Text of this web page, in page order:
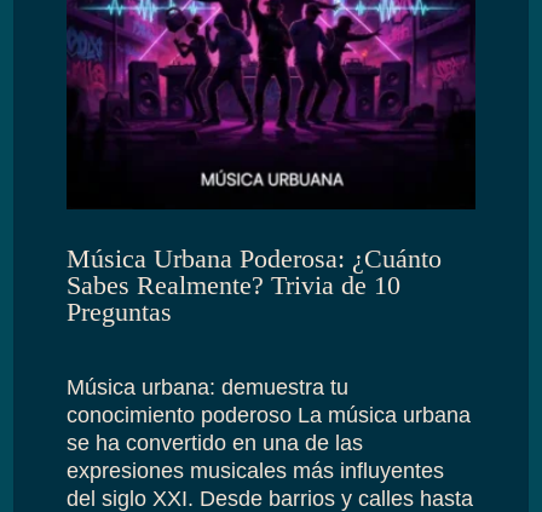
Música Urbana Poderosa: ¿Cuánto
Sabes Realmente? Trivia de 10
Preguntas
Música urbana: demuestra tu
conocimiento poderoso La música urbana
se ha convertido en una de las
expresiones musicales más influyentes
del siglo XXI. Desde barrios y calles hasta